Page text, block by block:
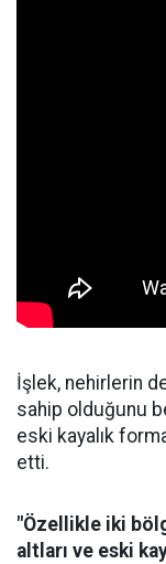
İşlek, nehirlerin
sahip olduğunu
eski kayalık
etti.
"Özellikle iki
altları ve eski